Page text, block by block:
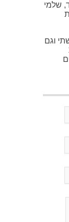
שלמי
וגם